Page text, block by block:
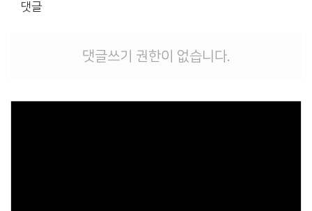
댓글
댓글쓰기 권한이 없습니다.